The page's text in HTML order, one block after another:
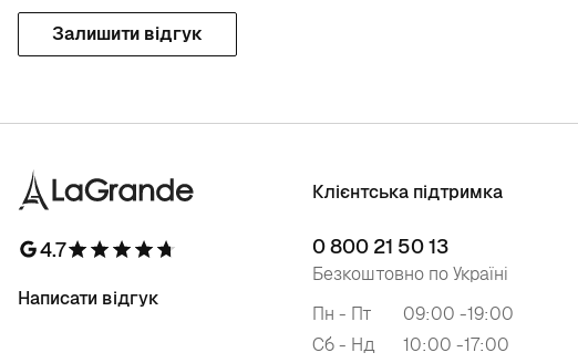
Залишити відгук
4.7
Написати відгук
Клієнтська підтримка
0 800 21 50 13
Безкоштовно по Україні
Пн - Пт
09:00 -19:00
Сб - Нд
10:00 -17:00